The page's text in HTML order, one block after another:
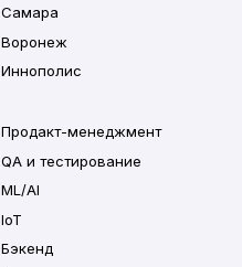
Самара
Воронеж
Иннополис
Продакт-менеджмент
QA и тестирование
ML/AI
IoT
Бэкенд